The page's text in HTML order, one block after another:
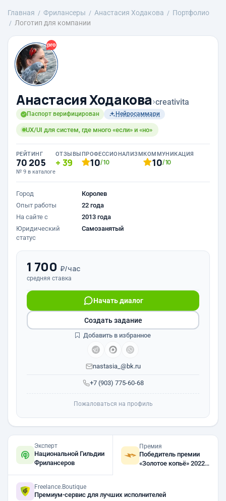
Главная Фрилансеры Анастасия Ходакова
Портфолио
Логотип для компании
Анастасия Ходакова›creativita
Паспорт верифицирован Нейросаммари
UX/UI для систем, где много «если» и «но»
РЕЙТИНГ
70 205
№ 9 в каталоге
ОТЗЫВЫ
39
ПРОФЕССИОНАЛИЗМ
10/10
КОММУНИКАЦИЯ
10/10
Город
Королев
Опыт работы
22 года
На сайте с
2013 года
Юридический
статус
Самозанятый
1 700 ₽/час
средняя ставка
+7 (903) 775-60-68
Начать диалог
nastasia_@bk.ru
Создать задание
Добавить в избранное
Пожаловаться на профиль
Эксперт
Национальной Гильдии
Фрилансеров
Премия
Победитель премии
«Золотое копьё» 2022,
Freelance.Boutique
Премиум-сервис для лучших исполнителей